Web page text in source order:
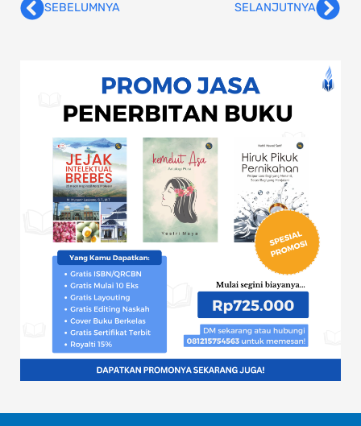
PrevSEBELUMNYA SELANJUTNYA